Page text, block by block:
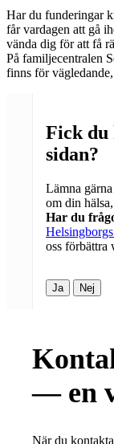
Har du funderingar
får vardagen att gå
vända dig för att få
På familjecentralen
finns för
Fick du
sidan?
Lämna
om din
Har du
oss förbättra
Ja Nej
— en
När du